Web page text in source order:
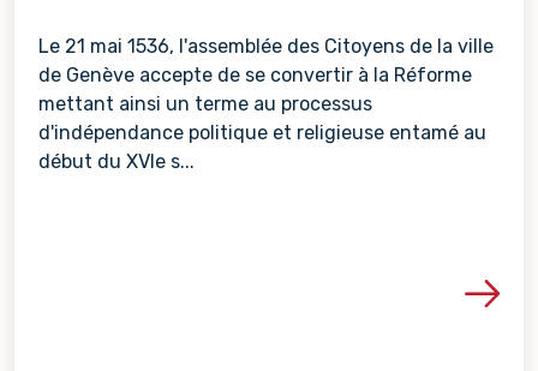
Le 21 mai 1536, l'assemblée des Citoyens de la ville
de Genève accepte de se convertir à la Réforme
mettant ainsi un terme au processus
d'indépendance politique et religieuse entamé au
début du XVIe s...
Voir les détails de la